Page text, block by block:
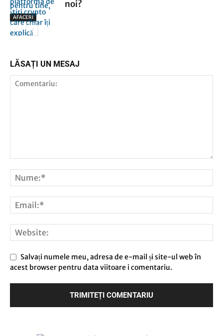
AFACERI
noi?
LĂSAȚI UN MESAJ
Salvați numele meu, adresa de e-mail și site-ul web în
acest browser pentru data viitoare i comentariu.